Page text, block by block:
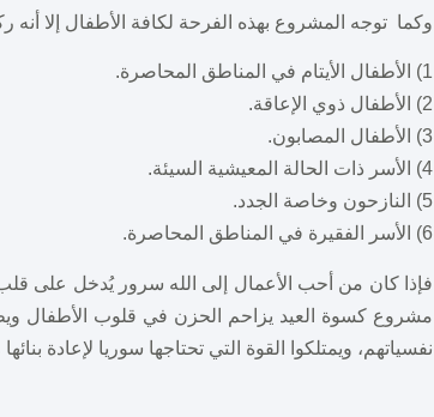
وكما توجه المشروع بهذه الفرحة لكافة الأطفال إلا
1) الأطفال الأيتام في المناطق المحاصرة.
2) الأطفال ذوي الإعاقة.
3) الأطفال المصابون.
4) الأسر ذات الحالة المعيشية السيئة.
5) النازحون وخاصة الجدد.
6) الأسر الفقيرة في المناطق المحاصرة.
فإذا كان من أحب الأعمال إلى الله سرور يُدخل على
مشروع كسوة العيد يزاحم الحزن في قلوب الأطفال
نفسياتهم، ويمتلكوا القوة التي تحتاجها سوريا لإعادة